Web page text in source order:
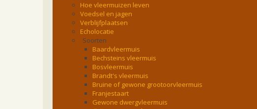
Hoe vleermuizen leven
Voedsel en jagen
Verblijfplaatsen
Echolocatie
Soorten
Baardvleermuis
Bechsteins vleermuis
Bosvleermuis
Brandt's vleermuis
Bruine of gewone grootoorvleermuis
Franjestaart
Gewone dwergvleermuis